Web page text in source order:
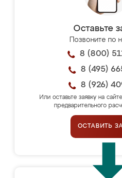
Оставьте
Позвоните по
8 (800)
8 (495)
8 (926)
Или оставьте заявку на
предварительного
ОСТАВИТЬ